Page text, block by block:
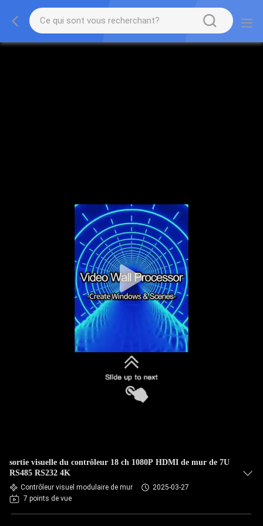
sortie visuelle du contrôleur 18 ch 1080P HDMI de mur de 7U
RS485 RS232 4K
Contrôleur visuel modulaire de mur
2025-03-27
7 points de vue